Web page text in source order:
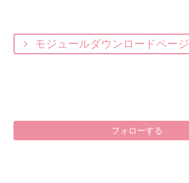
モジュールダウンロードページ
フォローする